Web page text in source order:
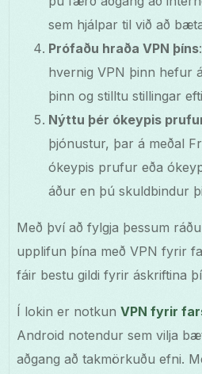
sem hjálpar til við að
Prófaðu hraða VPN þíns
hvernig VPN þinn hefur
þinn og stilltu stillingar
Nýttu þér ókeypis
þjónustur, þar á meðal
ókeypis prufur eða
áður en þú skuldbindur
Með því að fylgja þessum
upplifun þína með VPN fyrir
fáir bestu gildi fyrir áskriftina
Í lokin er notkunVPN fyrir
Android notendur sem vilja
aðgang að takmörkuðu efni.